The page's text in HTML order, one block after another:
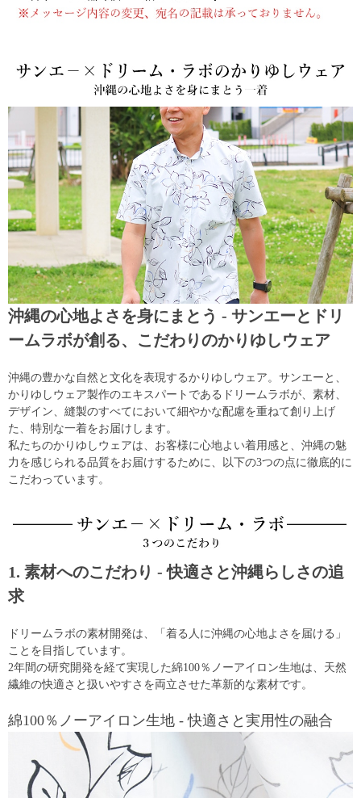
沖縄の心地よさを身にまとう - サンエーとドリ
ームラボが創る、こだわりのかりゆしウェア
沖縄の豊かな自然と文化を表現するかりゆしウェア。サンエーと、
かりゆしウェア製作のエキスパートであるドリームラボが、素材、
デザイン、縫製のすべてにおいて細やかな配慮を重ねて創り上げ
た、特別な一着をお届けします。
私たちのかりゆしウェアは、お客様に心地よい着用感と、沖縄の魅
力を感じられる品質をお届けするために、以下の3つの点に徹底的に
こだわっています。
1. 素材へのこだわり - 快適さと沖縄らしさの追
求
ドリームラボの素材開発は、「着る人に沖縄の心地よさを届ける」
ことを目指しています。
2年間の研究開発を経て実現した綿100％ノーアイロン生地は、天然
繊維の快適さと扱いやすさを両立させた革新的な素材です。
綿100％ノーアイロン生地 - 快適さと実用性の融合